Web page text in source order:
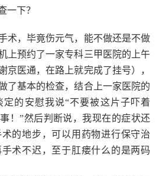
一下？
术，毕竟伤元气，能不做还是不做
上预约了一家专科三甲医院的上午
京医通，在路上就完成了挂号），
了基本的检查，结合上一家医院的
定的安慰我说“不要被这片子吓着
！”然后判断说，我现在的症状还
的地步，可以用药物进行保守治
术不迟，至于肛瘘什么的是两码